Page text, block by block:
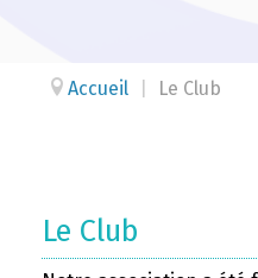
Accueil Le Club
Le Club